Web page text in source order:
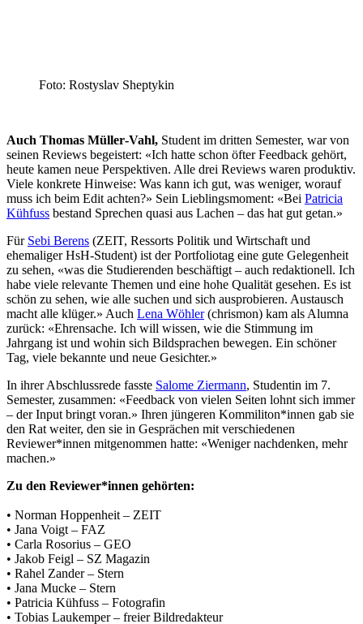
Foto: Rostyslav Sheptykin
Auch Thomas Müller‑Vahl, Student im dritten Semester, war von
seinen Reviews begeistert: «Ich hatte schon öfter Feedback gehört,
heute kamen neue Perspektiven. Alle drei Reviews waren produktiv.
Viele konkrete Hinweise: Was kann ich gut, was weniger, worauf
muss ich beim Edit achten?» Sein Lieblingsmoment: «Bei Patricia
Kühfuss bestand Sprechen quasi aus Lachen – das hat gut getan.»
Für Sebi Berens (ZEIT, Ressorts Politik und Wirtschaft und
ehemaliger HsH-Student) ist der Portfoliotag eine gute Gelegenheit
zu sehen, «was die Studierenden beschäftigt – auch redaktionell. Ich
habe viele relevante Themen und eine hohe Qualität gesehen. Es ist
schön zu sehen, wie alle suchen und sich ausprobieren. Austausch
macht alle klüger.» Auch Lena Wöhler(chrismon) kam als Alumna
zurück: «Ehrensache. Ich will wissen, wie die Stimmung im
Jahrgang ist und wohin sich Bildsprachen bewegen. Ein schöner
Tag, viele bekannte und neue Gesichter.»
In ihrer Abschlussrede fasste Salome Ziermann, Studentin im 7.
Semester, zusammen: «Feedback von vielen Seiten lohnt sich immer
– der Input bringt voran.» Ihren jüngeren Kommiliton*innen gab sie
den Rat weiter, den sie in Gesprächen mit verschiedenen
Reviewer*innen mitgenommen hatte: «Weniger nachdenken, mehr
machen.»
Zu den Reviewer*innen gehörten:
• Norman Hoppenheit – ZEIT
• Jana Voigt – FAZ
• Carla Rosorius – GEO
• Jakob Feigl – SZ Magazin
• Rahel Zander – Stern
• Jana Mucke – Stern
• Patricia Kühfuss – Fotografin
• Tobias Laukemper – freier Bildredakteur